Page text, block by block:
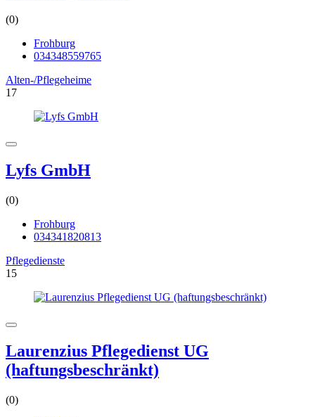
(0)
Frohburg
034348559765
Alten-/Pflegeheime
17
Lyfs GmbH
(0)
Frohburg
034341820813
Pflegedienste
15
Laurenzius Pflegedienst UG
(haftungsbeschränkt)
(0)